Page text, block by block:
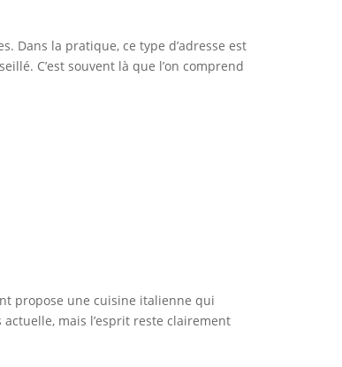
Dans la pratique, ce type d’adresse est
C’est souvent là que l’on comprend
propose une cuisine italienne qui
mais l’esprit reste clairement